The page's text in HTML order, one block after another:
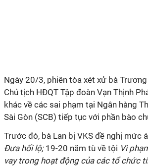
Ngày 20/3, phiên tòa xét xử bà
Chủ tịch HĐQT Tập đoàn Vạn Thịnh
khác về các sai phạm tại Ngân hàng
Sài Gòn (SCB) tiếp tục với phần bào
Trước đó, bà Lan bị VKS đề nghị mức
Đưa hối lộ; 19-20 năm tù về tội Vi
vay trong hoạt động của các tổ chức